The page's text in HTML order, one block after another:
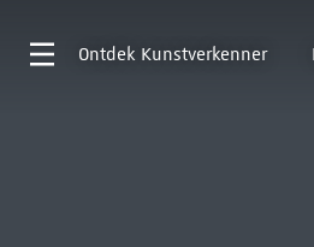
Ontdek Kunstverkenner